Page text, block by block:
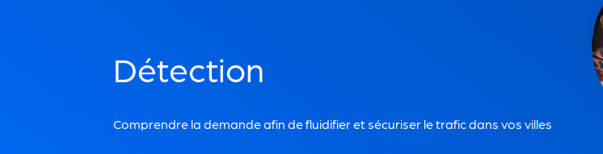
Détection
Comprendre la demande afin de fluidifier et sécuriser le trafic dans vos villes